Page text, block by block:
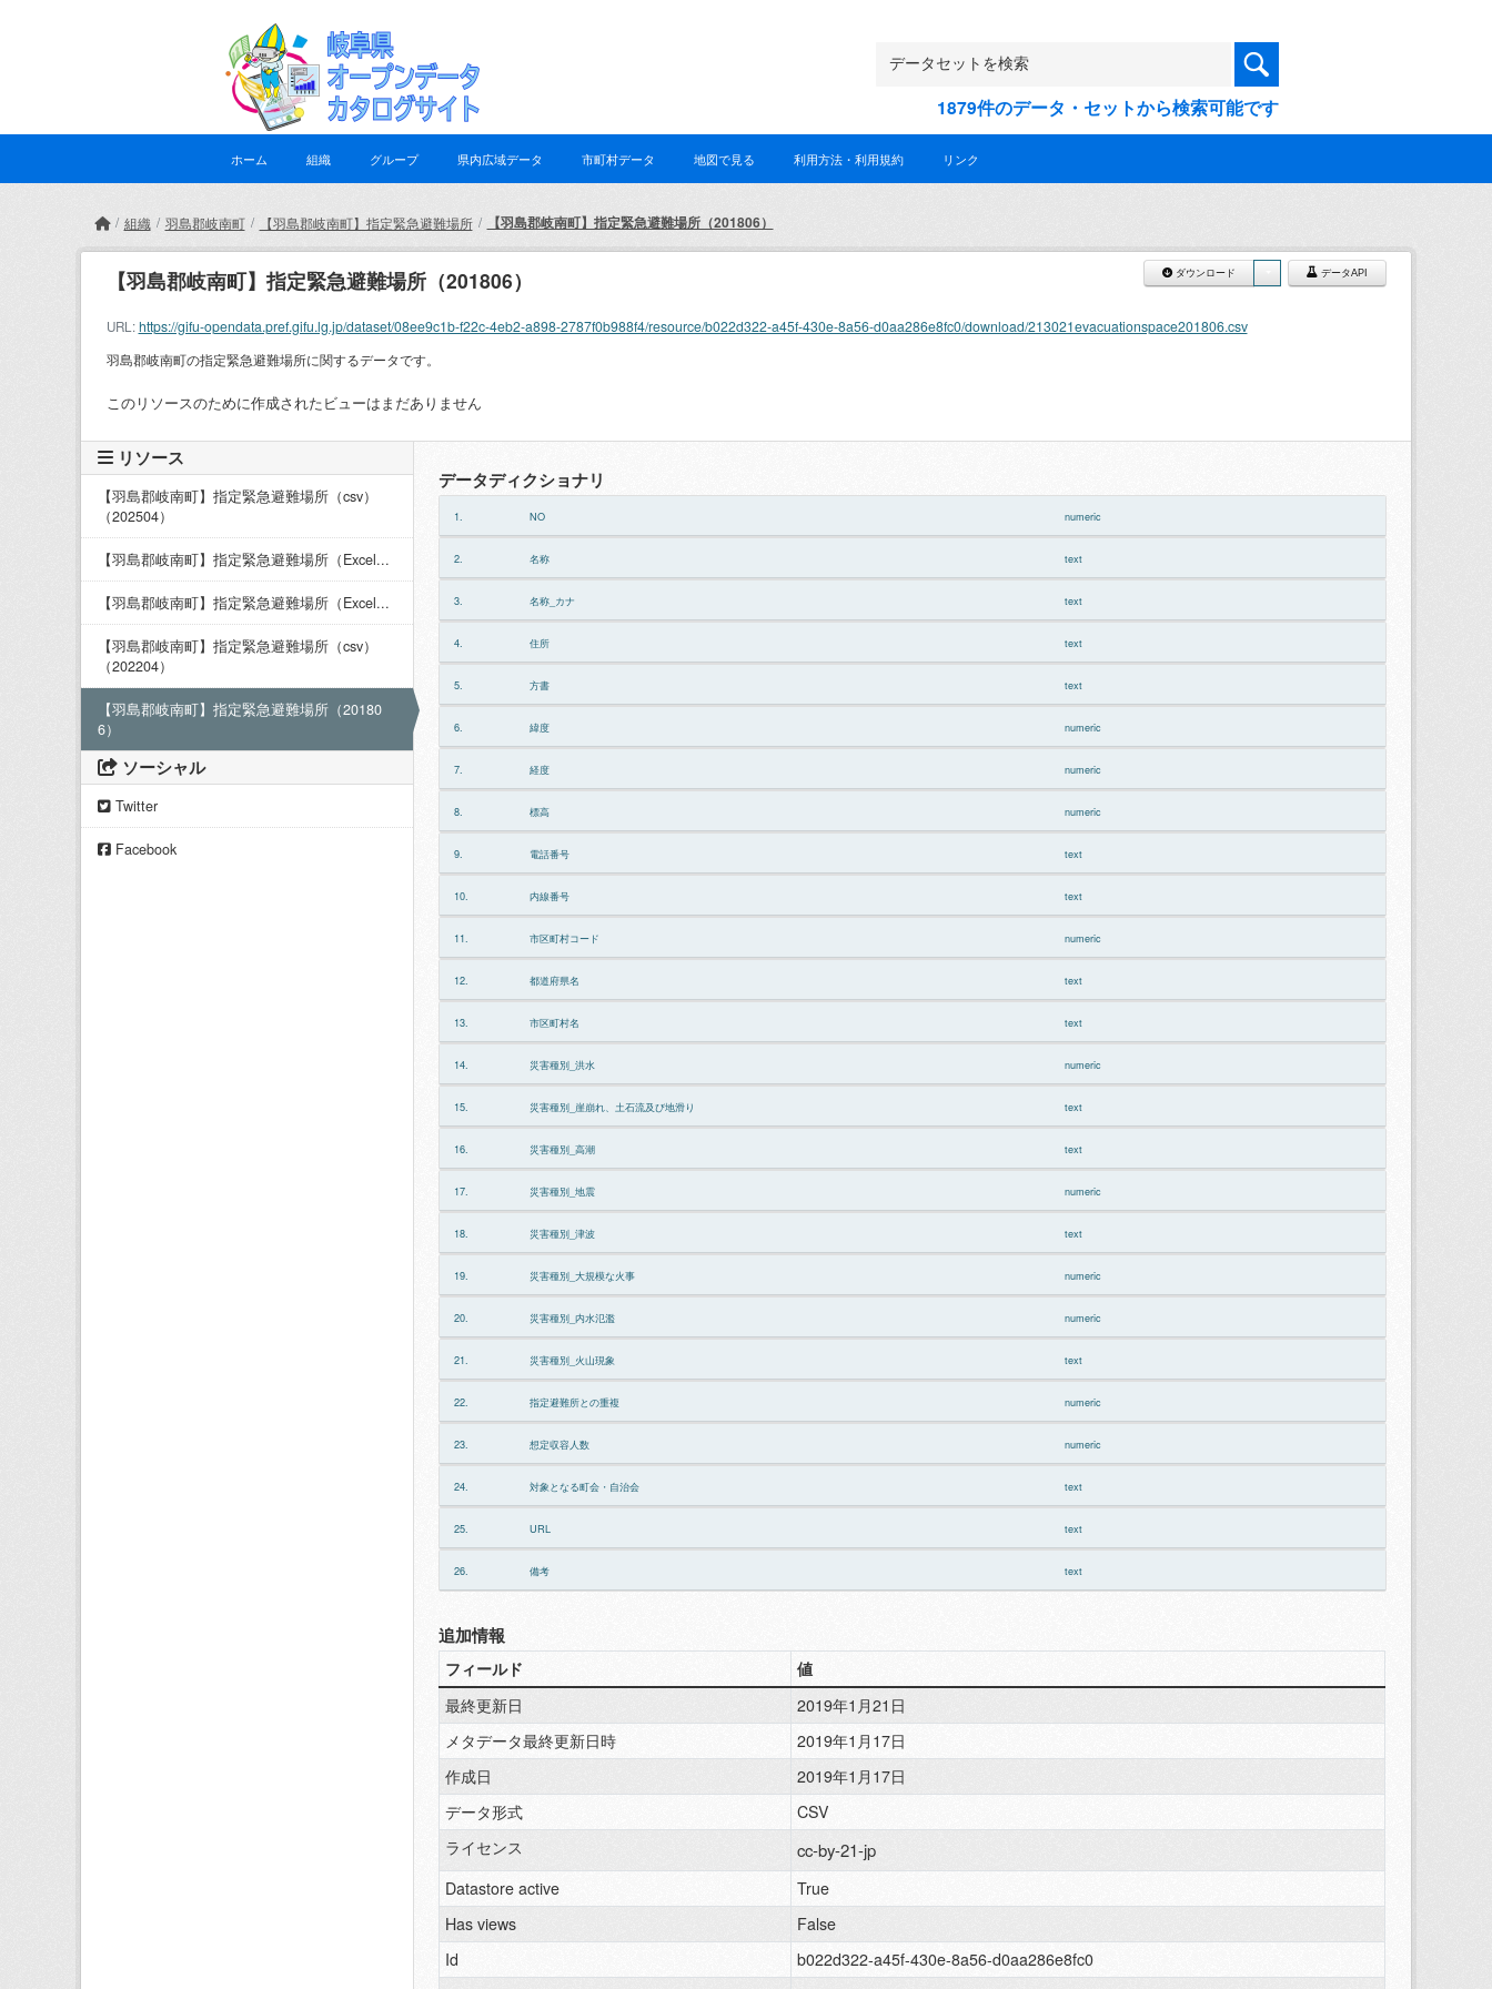
1879件のデータ・セットから検索可能です
ホーム 組織 グループ 県内広域データ 市町村データ 地図で見る 利用方法・利用規約 リンク
組織 羽島郡岐南町 【羽島郡岐南町】指定緊急避難場所 【羽島郡岐南町】指定緊急避難場所（201806）
ダウンロード データAPI
【羽島郡岐南町】指定緊急避難場所（201806）
URL:https://gifu-opendata.pref.gifu.lg.jp/dataset/08ee9c1b-f22c-4eb2-a898-2787f0b988f4/resource/b022d322-a45f-430e-8a56-d0aa286e8fc0/download/213021evacuationspace201806.csv
羽島郡岐南町の指定緊急避難場所に関するデータです。
このリソースのために作成されたビューはまだありません
リソース
【羽島郡岐南町】指定緊急避難場所（csv）
（202504）
【羽島郡岐南町】指定緊急避難場所（Excel...
【羽島郡岐南町】指定緊急避難場所（Excel...
【羽島郡岐南町】指定緊急避難場所（csv）
（202204）
【羽島郡岐南町】指定緊急避難場所（20180
6）
ソーシャル
Twitter
Facebook
データディクショナリ
1. NO numeric
2. 名称 text
3. 名称_カナ text
4. 住所 text
5. 方書 text
6. 緯度 numeric
7. 経度 numeric
8. 標高 numeric
9. 電話番号 text
10. 内線番号 text
11. 市区町村コード numeric
12. 都道府県名 text
13. 市区町村名 text
14. 災害種別_洪水 numeric
15. 災害種別_崖崩れ、土石流及び地滑り text
16. 災害種別_高潮 text
17. 災害種別_地震 numeric
18. 災害種別_津波 text
19. 災害種別_大規模な火事 numeric
20. 災害種別_内水氾濫 numeric
21. 災害種別_火山現象 text
22. 指定避難所との重複 numeric
23. 想定収容人数 numeric
24. 対象となる町会・自治会 text
25. URL text
26. 備考 text
追加情報
フィールド
値
最終更新日
2019年1月21日
メタデータ最終更新日時
2019年1月17日
作成日
2019年1月17日
データ形式
CSV
ライセンス
cc-by-21-jp
Datastore active
True
Has views
False
Id
b022d322-a45f-430e-8a56-d0aa286e8fc0